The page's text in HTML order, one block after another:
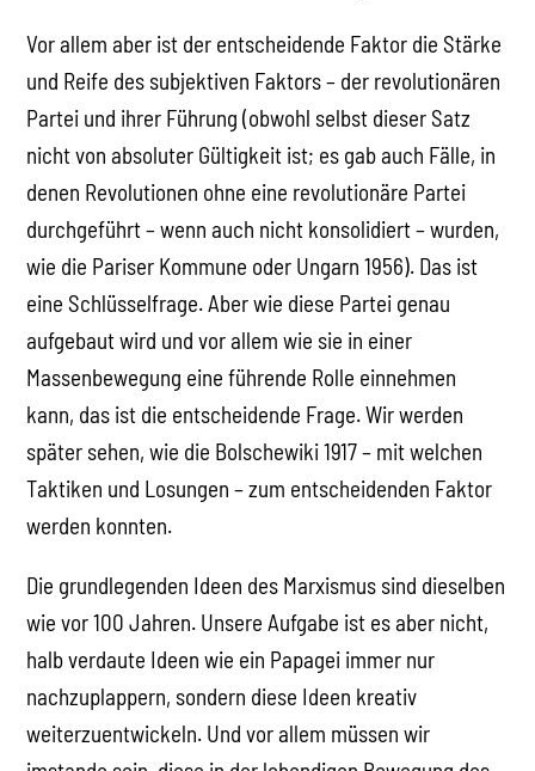
Vor allem aber ist der entscheidende Faktor die Stärke
und Reife des subjektiven Faktors – der revolutionären
Partei und ihrer Führung (obwohl selbst dieser Satz
nicht von absoluter Gültigkeit ist; es gab auch Fälle, in
denen Revolutionen ohne eine revolutionäre Partei
durchgeführt – wenn auch nicht konsolidiert – wurden,
wie die Pariser Kommune oder Ungarn 1956). Das ist
eine Schlüsselfrage. Aber wie diese Partei genau
aufgebaut wird und vor allem wie sie in einer
Massenbewegung eine führende Rolle einnehmen
kann, das ist die entscheidende Frage. Wir werden
später sehen, wie die Bolschewiki 1917 – mit welchen
Taktiken und Losungen – zum entscheidenden Faktor
werden konnten.
Die grundlegenden Ideen des Marxismus sind dieselben
wie vor 100 Jahren. Unsere Aufgabe ist es aber nicht,
halb verdaute Ideen wie ein Papagei immer nur
nachzuplappern, sondern diese Ideen kreativ
weiterzuentwickeln. Und vor allem müssen wir